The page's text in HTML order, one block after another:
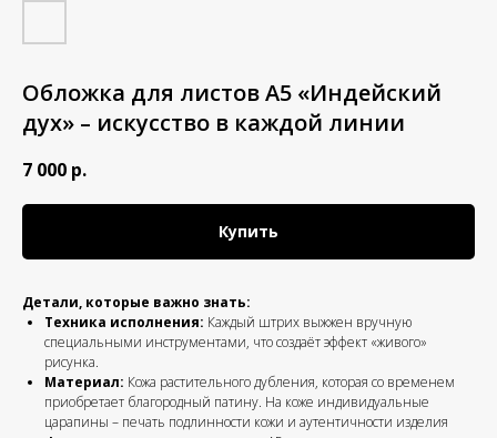
Обложка для листов А5 «Индейский
дух» – искусство в каждой линии
7 000 р.
Купить
Детали, которые важно знать:
Техника исполнения: Каждый штрих выжжен вручную
специальными инструментами, что создаёт эффект «живого»
рисунка.
Материал: Кожа растительного дубления, которая со временем
приобретает благородный патину. На коже индивидуальные
царапины – печать подлинности кожи и аутентичности изделия